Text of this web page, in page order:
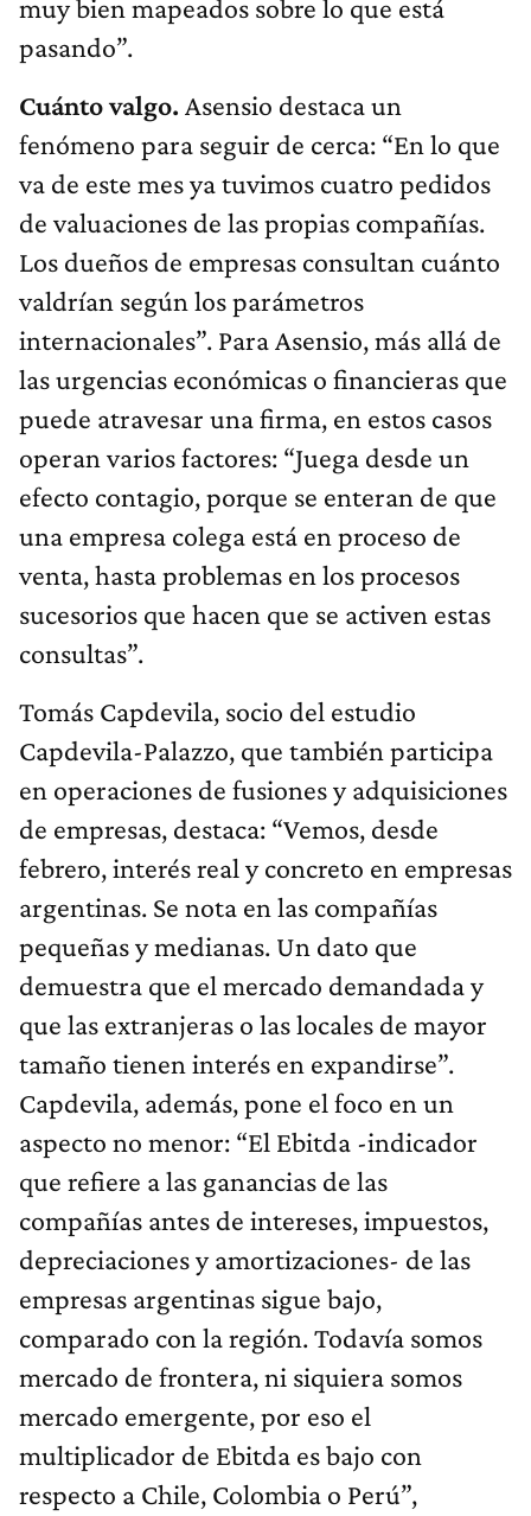
muy bien mapeados sobre lo que está
pasando”.
Cuánto valgo. Asensio destaca un
fenómeno para seguir de cerca: “En lo que
va de este mes ya tuvimos cuatro pedidos
de valuaciones de las propias compañías.
Los dueños de empresas consultan cuánto
valdrían según los parámetros
internacionales”. Para Asensio, más allá de
las urgencias económicas o financieras que
puede atravesar una firma, en estos casos
operan varios factores: “Juega desde un
efecto contagio, porque se enteran de que
una empresa colega está en proceso de
venta, hasta problemas en los procesos
sucesorios que hacen que se activen estas
consultas”.
Tomás Capdevila, socio del estudio
Capdevila-Palazzo, que también participa
en operaciones de fusiones y adquisiciones
de empresas, destaca: “Vemos, desde
febrero, interés real y concreto en empresas
argentinas. Se nota en las compañías
pequeñas y medianas. Un dato que
demuestra que el mercado demandada y
que las extranjeras o las locales de mayor
tamaño tienen interés en expandirse”.
Capdevila, además, pone el foco en un
aspecto no menor: “El Ebitda -indicador
que refiere a las ganancias de las
compañías antes de intereses, impuestos,
depreciaciones y amortizaciones- de las
empresas argentinas sigue bajo,
comparado con la región. Todavía somos
mercado de frontera, ni siquiera somos
mercado emergente, por eso el
multiplicador de Ebitda es bajo con
respecto a Chile, Colombia o Perú”,